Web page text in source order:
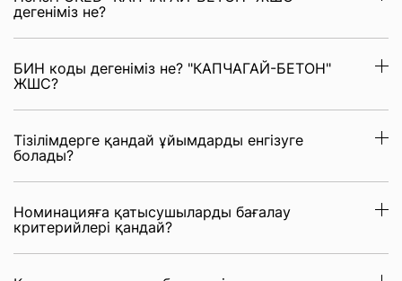
дегеніміз не?
БИН коды дегеніміз не? "КАПЧАГАЙ-БЕТОН"
ЖШС?
Тізілімдерге қандай ұйымдарды енгізуге
болады?
Номинацияға қатысушыларды бағалау
критерийлері қандай?